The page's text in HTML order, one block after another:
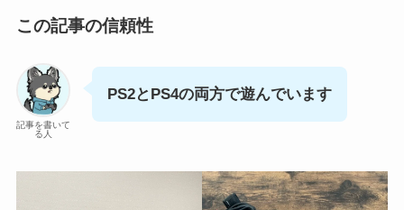
この記事の信頼性
記事を書いて
る人
PS2とPS4の両方で遊んでいます